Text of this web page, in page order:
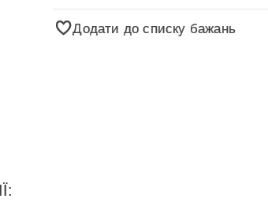
Додати до списку бажань